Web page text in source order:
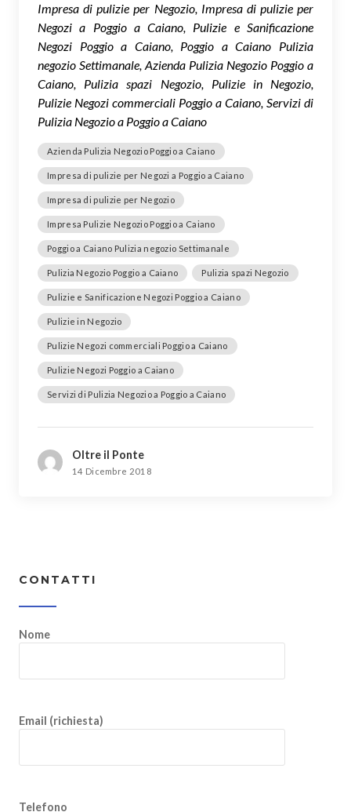
Impresa di pulizie per Negozio, Impresa di pulizie per
Negozi a Poggio a Caiano, Pulizie e Sanificazione
Negozi Poggio a Caiano, Poggio a Caiano Pulizia
negozio Settimanale, Azienda Pulizia Negozio Poggio a
Caiano, Pulizia spazi Negozio, Pulizie in Negozio,
Pulizie Negozi commerciali Poggio a Caiano, Servizi di
Pulizia Negozio a Poggio a Caiano
Azienda Pulizia Negozio Poggio a Caiano
Impresa di pulizie per Negozi a Poggio a Caiano
Impresa di pulizie per Negozio
Impresa Pulizie Negozio Poggio a Caiano
Poggio a Caiano Pulizia negozio Settimanale
Pulizia Negozio Poggio a Caiano Pulizia spazi Negozio
Pulizie e Sanificazione Negozi Poggio a Caiano
Pulizie in Negozio
Pulizie Negozi commerciali Poggio a Caiano
Pulizie Negozi Poggio a Caiano
Servizi di Pulizia Negozio a Poggio a Caiano
Oltre il Ponte
14 Dicembre 2018
CONTATTI
Nome
Email (richiesta)
Telefono